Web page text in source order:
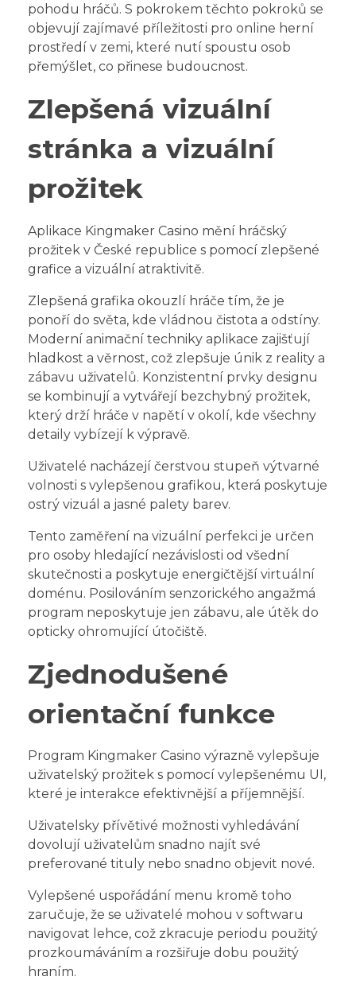
pohodu hráčů. S pokrokem těchto pokroků se
objevují zajímavé příležitosti pro online herní
prostředí v zemi, které nutí spoustu osob
přemýšlet, co přinese budoucnost.
Zlepšená vizuální
stránka a vizuální
prožitek
Aplikace Kingmaker Casino mění hráčský
prožitek v České republice s pomocí zlepšené
grafice a vizuální atraktivitě.
Zlepšená grafika okouzlí hráče tím, že je
ponoří do světa, kde vládnou čistota a odstíny.
Moderní animační techniky aplikace zajišťují
hladkost a věrnost, což zlepšuje únik z reality a
zábavu uživatelů. Konzistentní prvky designu
se kombinují a vytvářejí bezchybný prožitek,
který drží hráče v napětí v okolí, kde všechny
detaily vybízejí k výpravě.
Uživatelé nacházejí čerstvou stupeň výtvarné
volnosti s vylepšenou grafikou, která poskytuje
ostrý vizuál a jasné palety barev.
Tento zaměření na vizuální perfekci je určen
pro osoby hledající nezávislosti od všední
skutečnosti a poskytuje energičtější virtuální
doménu. Posilováním senzorického angažmá
program neposkytuje jen zábavu, ale útěk do
opticky ohromující útočiště.
Zjednodušené
orientační funkce
Program Kingmaker Casino výrazně vylepšuje
uživatelský prožitek s pomocí vylepšenému UI,
které je interakce efektivnější a příjemnější.
Uživatelsky přívětivé možnosti vyhledávání
dovolují uživatelům snadno najít své
preferované tituly nebo snadno objevit nové.
Vylepšené uspořádání menu kromě toho
zaručuje, že se uživatelé mohou v softwaru
navigovat lehce, což zkracuje periodu použitý
prozkoumáváním a rozšiřuje dobu použitý
hraním.